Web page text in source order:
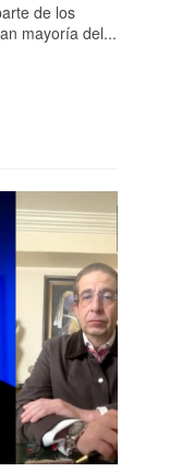
de los
mayoría del...